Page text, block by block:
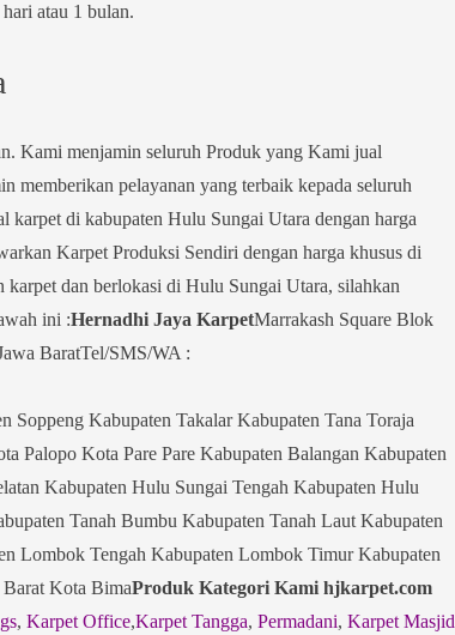
atau 1 bulan.
Kami menjamin seluruh Produk yang Kami jual
memberikan pelayanan yang terbaik kepada seluruh
di kabupaten Hulu Sungai Utara dengan harga
Karpet Produksi Sendiri dengan harga khusus di
dan berlokasi di Hulu Sungai Utara, silahkan
ini :Hernadhi Jaya KarpetMarrakash Square Blok
BaratTel/SMS/WA :
Soppeng Kabupaten Takalar Kabupaten Tana Toraja
Palopo Kota Pare Pare Kabupaten Balangan Kabupaten
Kabupaten Hulu Sungai Tengah Kabupaten Hulu
Tanah Bumbu Kabupaten Tanah Laut Kabupaten
Lombok Tengah Kabupaten Lombok Timur Kabupaten
Kota BimaProduk Kategori Kami hjkarpet.com
, Karpet Office,Karpet Tangga, Permadani, Karpet Masjid